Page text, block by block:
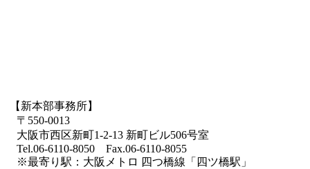
【新本部事務所】
〒550-0013
大阪市西区新町1-2-13 新町ビル506号室
Tel.06-6110-8050 Fax.06-6110-8055
※最寄り駅：大阪メトロ 四つ橋線「四ツ橋駅」